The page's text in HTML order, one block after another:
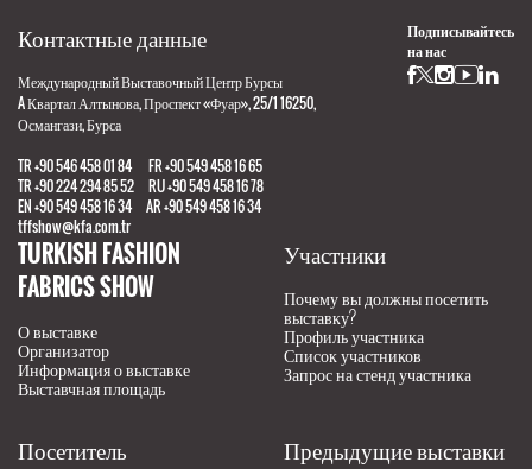
Контактные данные
Международный Выставочный Центр Бурсы
A Квартал Алтынова, Проспект «Фуар», 25/1 16250,
Османгази, Бурса
TR +90 546 458 01 84 FR +90 549 458 16 65
TR +90 224 294 85 52 RU +90 549 458 16 78
EN +90 549 458 16 34 AR +90 549 458 16 34
tffshow@kfa.com.tr
Подписывайтесь
на нас
TURKISH FASHION
FABRICS SHOW
О выставке
Организатор
Информация о выставке
Выставчная площадь
Участники
Почему вы должны посетить
выставку?
Профиль участника
Список участников
Запрос на стенд участника
Посетитель Предыдущие выставки